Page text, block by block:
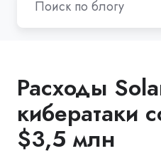
Расходы
кибератаки
$3,5 млн